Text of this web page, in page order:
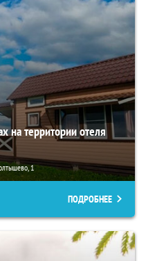
на территории отеля
1
ПОДРОБНЕЕ